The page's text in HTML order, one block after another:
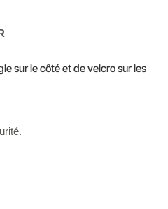
sur le côté et de velcro sur les